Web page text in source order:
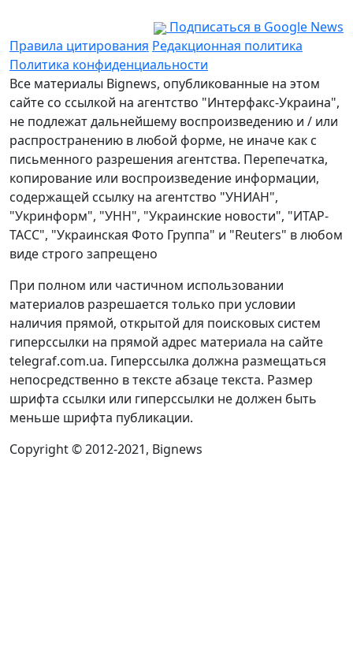
Подписаться в Google News
Правила цитирования Редакционная политика
Политика конфиденциальности
Все материалы Bignews, опубликованные на этом
сайте со ссылкой на агентство "Интерфакс-Украина",
не подлежат дальнейшему воспроизведению и / или
распространению в любой форме, не иначе как с
письменного разрешения агентства. Перепечатка,
копирование или воспроизведение информации,
содержащей ссылку на агентство "УНИАН",
"Укринформ", "УНН", "Украинские новости", "ИТАР-
ТАСС", "Украинская Фото Группа" и "Reuters" в любом
виде строго запрещено
При полном или частичном использовании
материалов разрешается только при условии
наличия прямой, открытой для поисковых систем
гиперссылки на прямой адрес материала на сайте
telegraf.com.ua. Гиперссылка должна размещаться
непосредственно в тексте абзаце текста. Размер
шрифта ссылки или гиперссылки не должен быть
меньше шрифта публикации.
Copyright © 2012-2021, Bignews